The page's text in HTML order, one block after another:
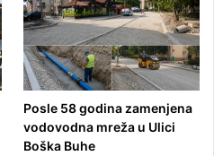
Posle 58 godina zamenjena
vodovodna mreža u Ulici
Boška Buhe